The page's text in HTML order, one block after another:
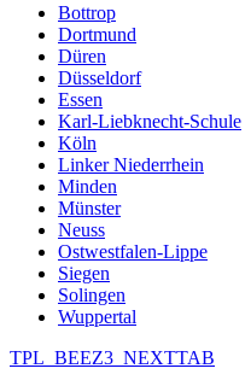
Bottrop
Dortmund
Düren
Düsseldorf
Essen
Karl-Liebknecht-Schule
Köln
Linker Niederrhein
Minden
Münster
Neuss
Ostwestfalen-Lippe
Siegen
Solingen
Wuppertal
TPL_BEEZ3_NEXTTAB